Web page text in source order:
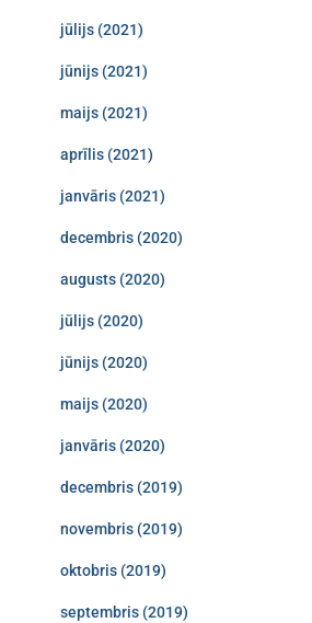
jūlijs (2021)
jūnijs (2021)
maijs (2021)
aprīlis (2021)
janvāris (2021)
decembris (2020)
augusts (2020)
jūlijs (2020)
jūnijs (2020)
maijs (2020)
janvāris (2020)
decembris (2019)
novembris (2019)
oktobris (2019)
septembris (2019)